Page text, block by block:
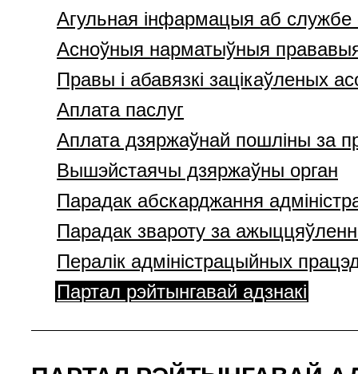
Агульная інфармацыя аб службе
Асноўныя нарматыўныя
Правы і абавязкі зацікаўленых
Аплата паслуг
Аплата дзяржаўнай пошліны за
Вышэйстаячы дзяржаўны орган
Парадак абскарджання
Парадак звароту за
Пералік адміністрацыйных
Партал рэйтынгавай адзнакі